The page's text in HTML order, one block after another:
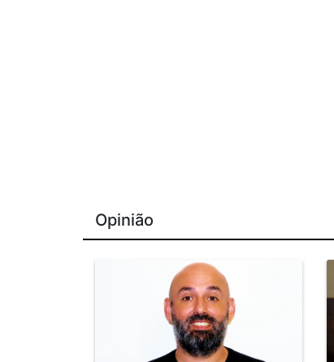
Opinião